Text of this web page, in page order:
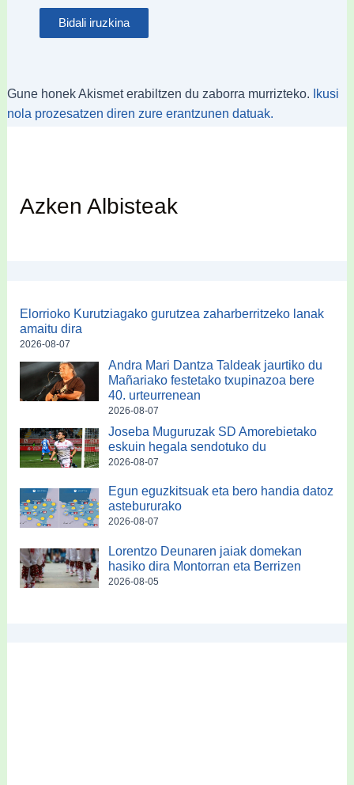
Gune honek Akismet erabiltzen du zaborra murrizteko.
Ikusi
nola prozesatzen diren zure erantzunen datuak.
Azken Albisteak
Elorrioko Kurutziagako gurutzea zaharberritzeko lanak
amaitu dira
2026-08-07
Andra Mari Dantza Taldeak jaurtiko du
Mañariako festetako txupinazoa bere
40. urteurrenean
2026-08-07
Joseba Muguruzak SD Amorebietako
eskuin hegala sendotuko du
2026-08-07
Egun eguzkitsuak eta bero handia datoz
astebururako
2026-08-07
Lorentzo Deunaren jaiak domekan
hasiko dira Montorran eta Berrizen
2026-08-05